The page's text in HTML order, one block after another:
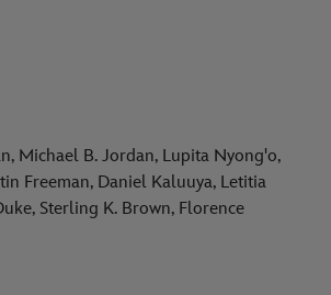
Michael B. Jordan, Lupita Nyong'o,
Freeman, Daniel Kaluuya, Letitia
Sterling K. Brown, Florence